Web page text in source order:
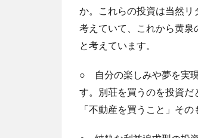
か。これらの投資は当然
考えていて、これから黄
と考えています。
○ 自分の楽しみや夢を実
す。別荘を買うのを投資
「不動産を買うこと」そ